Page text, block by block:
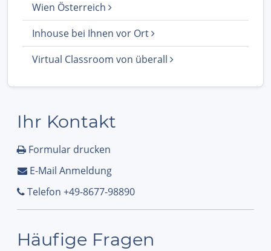
Wien Österreich
Inhouse bei Ihnen vor Ort
Virtual Classroom von überall
Ihr Kontakt
Formular drucken
E-Mail Anmeldung
Telefon +49-8677-98890
Häufige Fragen